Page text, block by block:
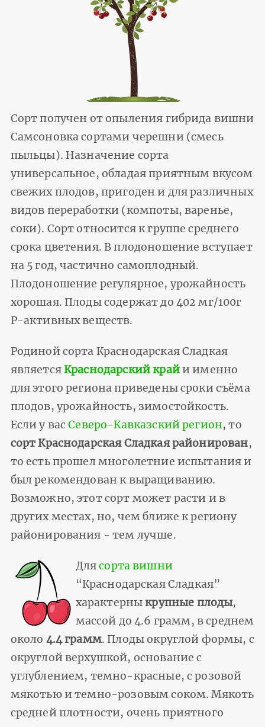
Сорт получен от опыления гибрида вишни
Самсоновка сортами черешни (смесь
пыльцы). Назначение сорта
универсальное, обладая приятным вкусом
свежих плодов, пригоден и для различных
видов переработки (компоты, варенье,
соки). Сорт относится к группе среднего
срока цветения. В плодоношение вступает
на 5 год, частично самоплодный.
Плодоношение регулярное, урожайность
хорошая. Плоды содержат до 402 мг/100г
P-активных веществ.
Родиной сорта Краснодарская Cладкая
являетсяКраснодарский крайи именно
для этого региона приведены сроки съёма
плодов, урожайность, зимостойкость.
Если у васСеверо-Кавказский регион, то
сорт Краснодарская Cладкая районирован,
то есть прошел многолетние испытания и
был рекомендован к выращиванию.
Возможно, этот сорт может расти и в
других местах, но, чем ближе к региону
районирования - тем лучше.
Длясорта вишни
“Краснодарская Cладкая”
характерныкрупные плоды,
массой до 4.6 грамм, в среднем
около 4.4 грамм. Плоды округлой формы, с
округлой верхушкой, основание с
углублением, темно-красные, с розовой
мякотью и темно-розовым соком. Мякоть
средней плотности, очень приятного